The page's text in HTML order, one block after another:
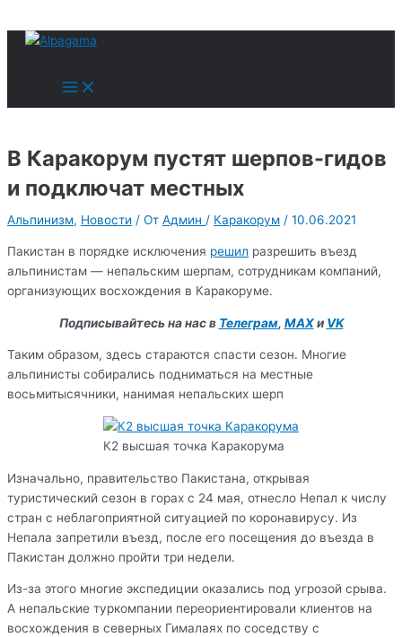
содержимому
Main
Menu
В Каракорум пустят шерпов-гидов
и подключат местных
Альпинизм, Новости / От Админ / Каракорум / 10.06.2021
Пакистан в порядке исключения решил разрешить въезд
альпинистам — непальским шерпам, сотрудникам компаний,
организующих восхождения в Каракоруме.
Подписывайтесь на нас в Телеграм, MAXи VK
Таким образом, здесь стараются спасти сезон. Многие
альпинисты собирались подниматься на местные
восьмитысячники, нанимая непальских шерп
К2 высшая точка Каракорума
Изначально, правительство Пакистана, открывая
туристический сезон в горах с 24 мая, отнесло Непал к числу
стран с неблагоприятной ситуацией по коронавирусу. Из
Непала запретили въезд, после его посещения до въезда в
Пакистан должно пройти три недели.
Из-за этого многие экспедиции оказались под угрозой срыва.
А непальские туркомпании переориентировали клиентов на
восхождения в северных Гималаях по соседству с